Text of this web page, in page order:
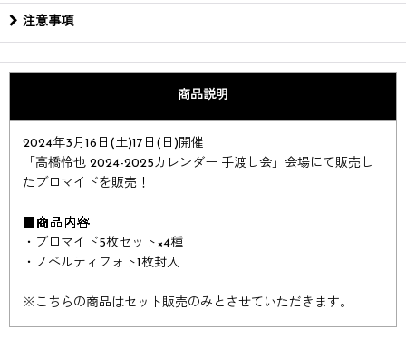
注意事項
商品説明
2024年3月16日(土)17日(日)開催
「高橋怜也 2024-2025カレンダー 手渡し会」会場にて販売し
たブロマイドを販売！
■商品内容
・ブロマイド5枚セット×4種
・ノベルティフォト1枚封入
※ こちらの商品はセット販売のみとさせていただきます。